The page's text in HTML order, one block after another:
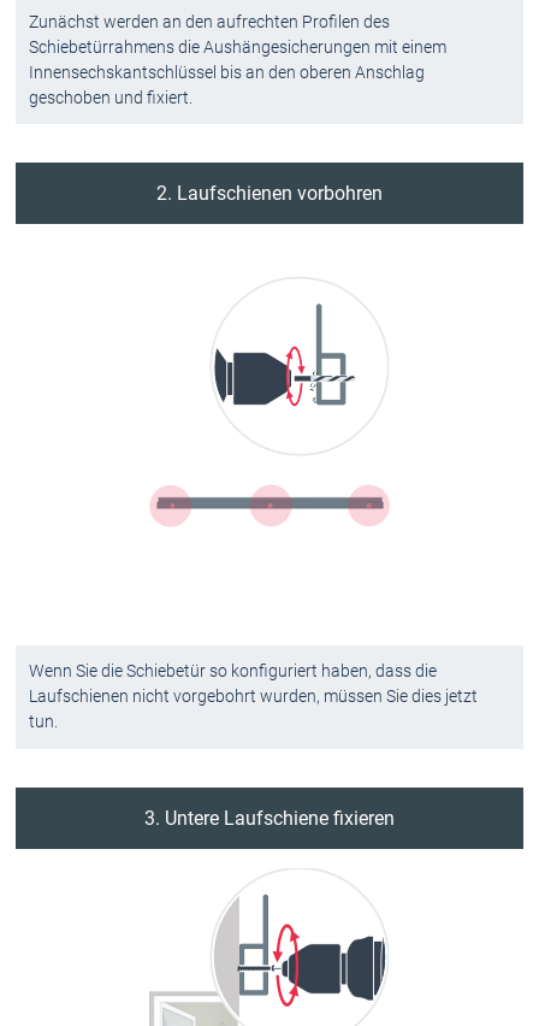
Zunächst werden an den aufrechten Profilen des
Schiebetürrahmens die Aushängesicherungen mit einem
Innensechskantschlüssel bis an den oberen Anschlag
geschoben und fixiert.
2. Laufschienen vorbohren
Wenn Sie die Schiebetür so konfiguriert haben, dass die
Laufschienen nicht vorgebohrt wurden, müssen Sie dies jetzt
tun.
3. Untere Laufschiene fixieren